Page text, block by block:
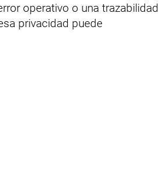
operativo o una trazabilidad
privacidad puede